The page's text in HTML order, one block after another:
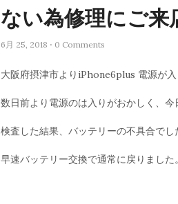
ない為修理にご来
6月 25, 2018 ⋅ 0 Comments
大阪府摂津市よりiPhone6plus 電源が入
数日前より電源のは入りがおかしく、今
検査した結果、バッテリーの不具合でし
早速バッテリー交換で通常に戻りました。